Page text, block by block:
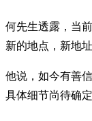
何先生透露，当
新的地点，新地
他说，如今有善
具体细节尚待确定